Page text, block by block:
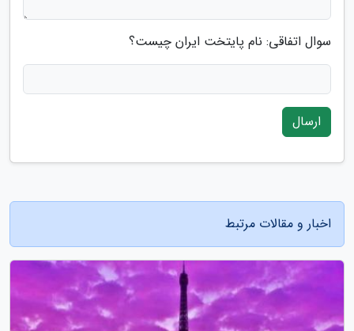
سوال اتفاقی: نام پایتخت ایران چیست؟
ارسال
اخبار و مقالات مرتبط